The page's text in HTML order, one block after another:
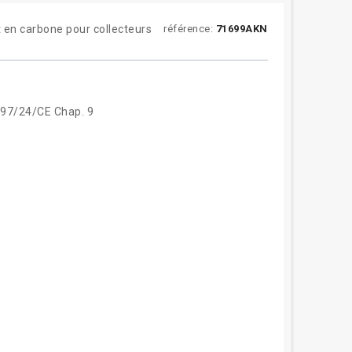
référence: 71699AKN
carbone pour collecteurs
24/CE Chap. 9